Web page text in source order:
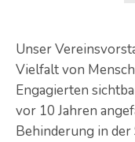
Unser
Vielfalt von
Engagierten
vor 10 Jahren
Behinderung in der